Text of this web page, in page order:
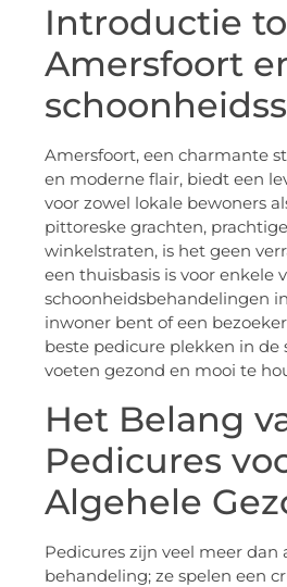
Introductie
Amersfoort
Amersfoort, een charmante
en moderne flair, biedt een
voor zowel lokale bewoners
pittoreske grachten,
winkelstraten, is het geen
een thuisbasis is voor enkele
schoonheidsbehandelingen
inwoner bent of een
beste pedicure plekken in
voeten gezond en mooi te
Het Belang
Pedicures
Algehele
Pedicures zijn veel meer dan
behandeling; ze spelen een